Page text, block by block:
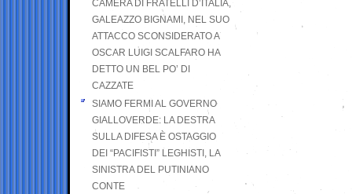
CAMERA DI FRATELLI D’ITALIA,
GALEAZZO BIGNAMI, NEL SUO
ATTACCO SCONSIDERATO A
OSCAR LUIGI SCALFARO HA
DETTO UN BEL PO’ DI
CAZZATE
SIAMO FERMI AL GOVERNO
GIALLOVERDE: LA DESTRA
SULLA DIFESA È OSTAGGIO
DEI “PACIFISTI” LEGHISTI, LA
SINISTRA DEL PUTINIANO
CONTE